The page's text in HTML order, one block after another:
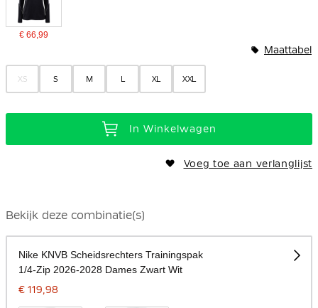
€ 66,99
XS S M L XL XXL
Maattabel
In Winkelwagen
Voeg toe aan verlanglijst
Bekijk deze combinatie(s)
Nike KNVB Scheidsrechters Trainingspak
1/4-Zip 2026-2028 Dames Zwart Wit
€ 119,98